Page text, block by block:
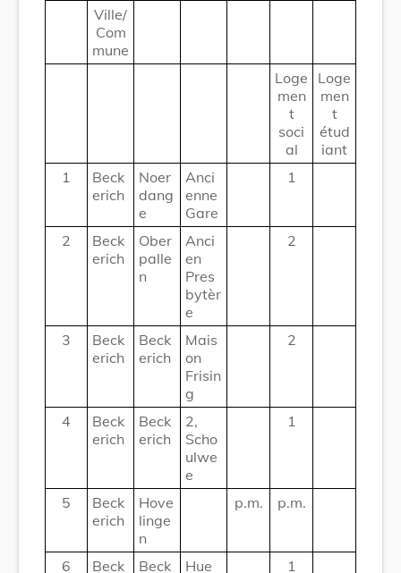
Ville/
Com
mune
Loge
men
t
soci
al
Loge
men
t
étud
iant
1
Beck
erich
Noer
dang
e
Anci
enne
Gare
1
2
Beck
erich
Ober
palle
n
Anci
en
Pres
bytèr
e
2
3
Beck
erich
Beck
erich
Mais
on
Frisin
g
2
4
Beck
erich
Beck
erich
2,
Scho
ulwe
e
1
5
Beck
erich
Hove
linge
n
p.m. p.m.
6
Beck
Beck
Hue
1